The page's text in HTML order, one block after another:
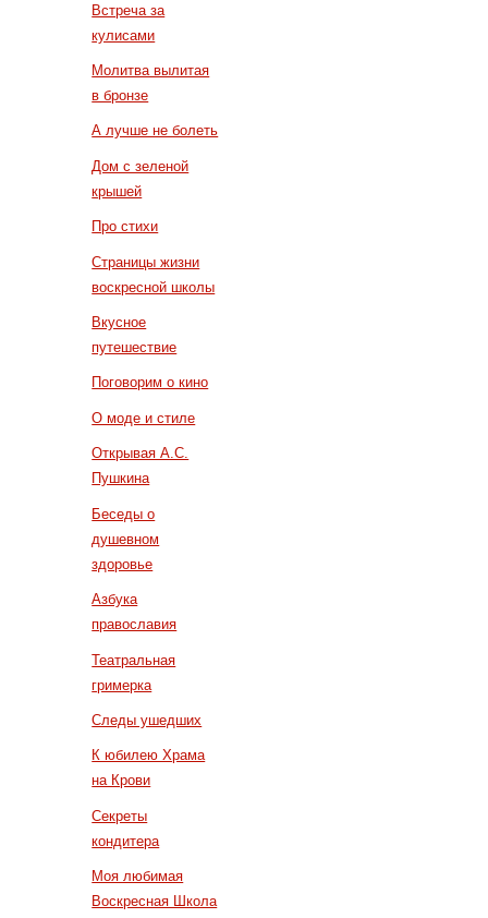
Встреча за
кулисами
Молитва вылитая
в бронзе
А лучше не болеть
Дом с зеленой
крышей
Про стихи
Страницы жизни
воскресной школы
Вкусное
путешествие
Поговорим о кино
О моде и стиле
Открывая А.С.
Пушкина
Беседы о
душевном
здоровье
Азбука
православия
Театральная
гримерка
Следы ушедших
К юбилею Храма
на Крови
Секреты
кондитера
Моя любимая
Воскресная Школа